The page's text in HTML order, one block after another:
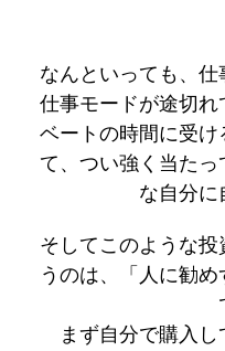
なんといっても、仕
仕事モードが途切れ
ベートの時間に受
て、つい強く当た
な自分に
そしてこのような
うのは、「人に勧
まず自分で購入